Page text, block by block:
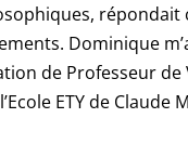
répondait
Dominique
de Professeur de
ETY de Claude